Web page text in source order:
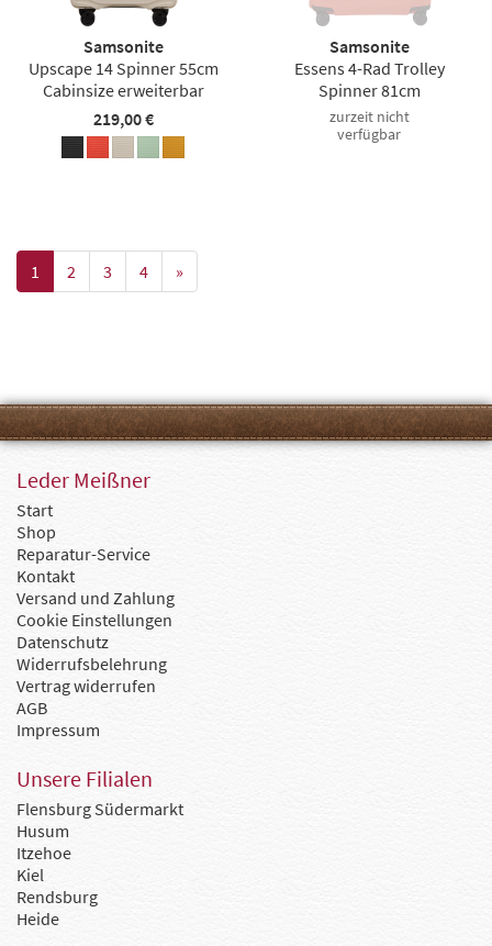
Samsonite
Upscape 14 Spinner 55cm
Cabinsize erweiterbar
219,00 €
Samsonite
Essens 4-Rad Trolley
Spinner 81cm
zurzeit nicht
verfügbar
1 2 3 4 »
Leder Meißner
Start
Shop
Reparatur-Service
Kontakt
Versand und Zahlung
Cookie Einstellungen
Datenschutz
Widerrufsbelehrung
Vertrag widerrufen
AGB
Impressum
Unsere Filialen
Flensburg Südermarkt
Husum
Itzehoe
Kiel
Rendsburg
Heide